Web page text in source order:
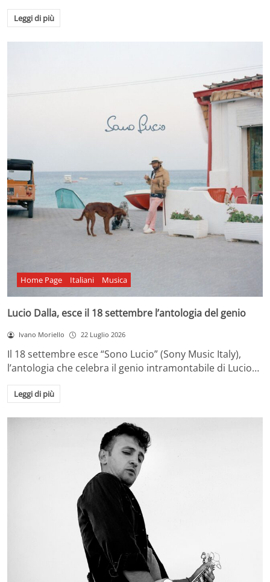
Leggi di più
Home Page Italiani Musica
Lucio Dalla, esce il 18 settembre l’antologia del genio
Ivano Moriello 22 Luglio 2026
Il 18 settembre esce “Sono Lucio” (Sony Music Italy),
l’antologia che celebra il genio intramontabile di Lucio…
Leggi di più